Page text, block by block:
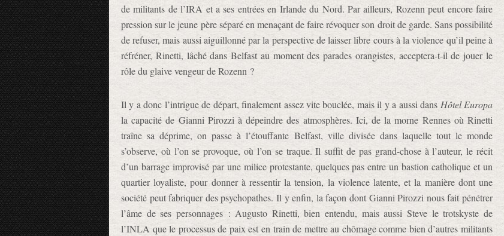
de militants de l’IRA et a ses entrées en Irlande du Nord. Par ailleurs, Rozenn peut encore faire
pression sur le jeune père séparé en menaçant de faire révoquer son droit de garde. Sans possibilité
de refuser, mais aussi aiguillonné par la perspective de laisser libre cours à la violence qu’il peine à
réfréner, Rinetti, lâché dans Belfast au moment des parades orangistes, acceptera-t-il de jouer le
rôle du glaive vengeur de Rozenn ?
Il y a donc l’intrigue de départ, finalement assez vite bouclée, mais il y a aussi dans Hôtel Europa
la capacité de Gianni Pirozzi à dépeindre des atmosphères. Ici, de la morne Rennes où Rinetti
traîne sa déprime, on passe à l’étouffante Belfast, ville divisée dans laquelle tout le monde
s’observe, où l’on se provoque, où l’on se traque. Il suffit de pas grand-chose à l’auteur, le récit
d’un barrage improvisé par une milice protestante, quelques pas entre un bastion catholique et un
quartier loyaliste, pour donner à ressentir la tension, la violence latente, et la manière dont une
société peut fabriquer des psychopathes. Il y enfin, la façon dont Gianni Pirozzi nous fait pénétrer
l’âme de ses personnages : Augusto Rinetti, bien entendu, mais aussi Steve le trotskyste de
l’INLA que le processus de paix est en train de mettre au chômage comme bien d’autres militants